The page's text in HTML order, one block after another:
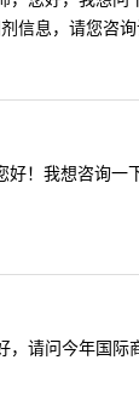
信息，请您咨
我想咨询一
问今年国际